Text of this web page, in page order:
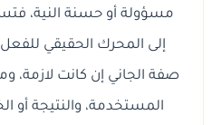
مسؤولة أو حسنة النية،
إلى المحرك الحقيقي
صفة الجاني إن كانت لازمة،
المستخدمة، والنتيجة أو